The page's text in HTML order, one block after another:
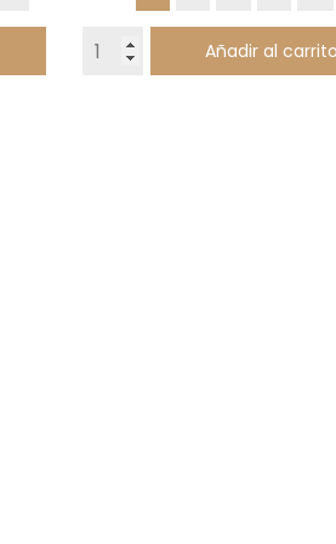
Añadir al carrito